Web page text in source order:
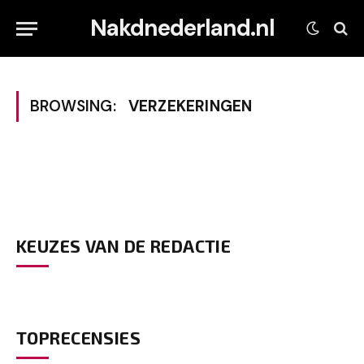
Nakdnederland.nl
BROWSING: VERZEKERINGEN
KEUZES VAN DE REDACTIE
TOPRECENSIES